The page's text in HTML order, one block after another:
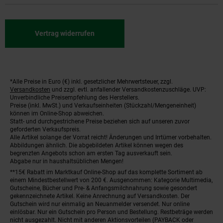
Vertrag widerrufen
Fußnoten
*Alle Preise in Euro (€) inkl. gesetzlicher Mehrwertsteuer, zzgl.
Versandkosten und zzgl. evtl. anfallender Versandkostenzuschläge. UVP:
Unverbindliche Preisempfehlung des Herstellers.
Preise (inkl. MwSt.) und Verkaufseinheiten (Stückzahl/Mengeneinheit)
können im Online-Shop abweichen.
Statt- und durchgestrichene Preise beziehen sich auf unseren zuvor
geforderten Verkaufspreis.
Alle Artikel solange der Vorrat reicht! Änderungen und Irrtümer vorbehalten.
Abbildungen ähnlich. Die abgebildeten Artikel können wegen des
begrenzten Angebots schon am ersten Tag ausverkauft sein.
Abgabe nur in haushaltsüblichen Mengen!
**15€ Rabatt im Marktkauf Online-Shop auf das komplette Sortiment ab
einem Mindestbestellwert von 200 €. Ausgenommen: Kategorie Multimedia,
Gutscheine, Bücher und Pre- & Anfangsmilchnahrung sowie gesondert
gekennzeichnete Artikel. Keine Anrechnung auf Versandkosten. Der
Gutschein wird nur einmalig an Neuanmelder versendet. Nur online
einlösbar. Nur ein Gutschein pro Person und Bestellung. Restbeträge werden
nicht ausgezahlt. Nicht mit anderen Aktionsvorteilen (PAYBACK oder